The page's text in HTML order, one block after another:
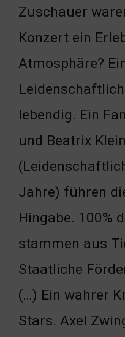
Zuschauer
Konzert ein
Atmosphäre?
lebendig. Ein
und Beatrix
Jahre) führen
Hingabe. 100%
stammen aus
Staatliche
(…) Ein wahrer
Stars. Axel